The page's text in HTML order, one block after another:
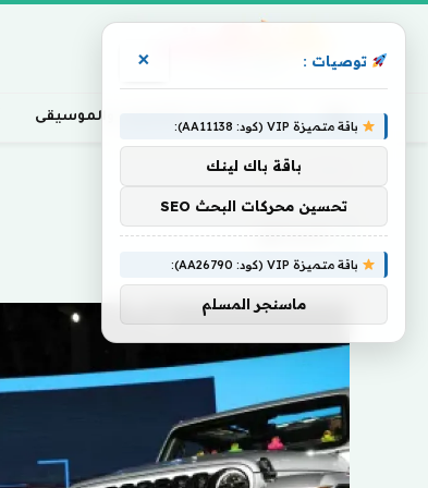
أخبار السينما، التلفزيون، والموسيقى
تتسابق
تتسابق
توصيات : ×
باقة متميزة VIP (كود: AA11138):
باقة باك لينك
تحسين محركات البحث SEO
باقة متميزة VIP (كود: AA26790):
ماسنجر المسلم